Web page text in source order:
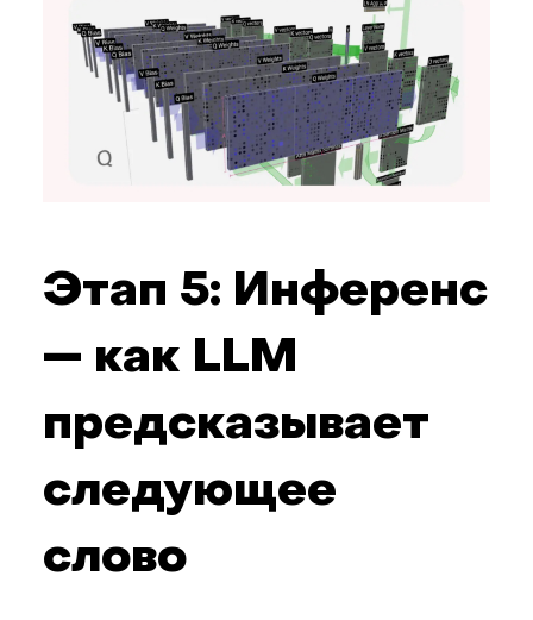
Этап 5: Инференс
— как LLM
предсказывает
следующее
слово